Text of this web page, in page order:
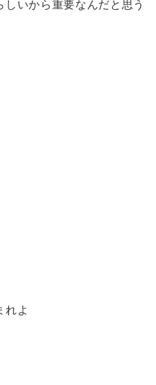
いから重要なんだと思う
れよ